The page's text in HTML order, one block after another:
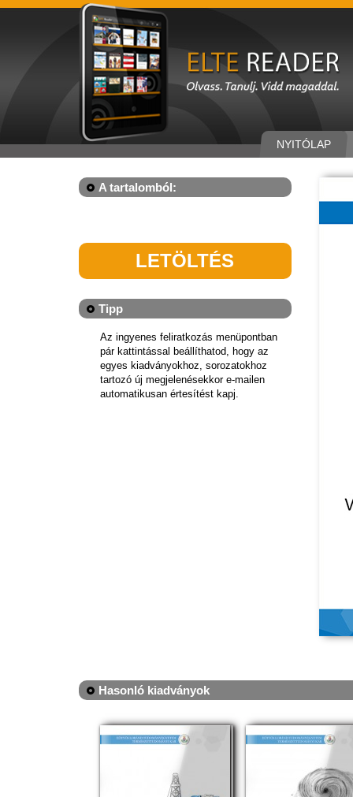
NYITÓLAP
A tartalomból:
LETÖLTÉS
Tipp
Az ingyenes feliratkozás menüpontban
pár kattintással beállíthatod, hogy az
egyes kiadványokhoz, sorozatokhoz
tartozó új megjelenésekkor e-mailen
automatikusan értesítést kapj.
Hasonló kiadványok